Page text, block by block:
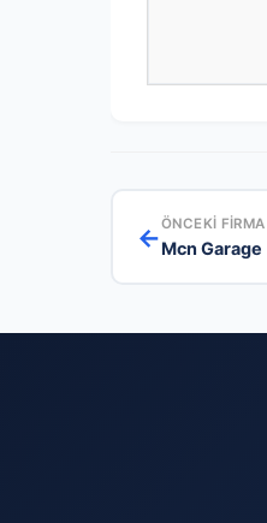
←ÖNCEKI FIRMA
Mcn Garage